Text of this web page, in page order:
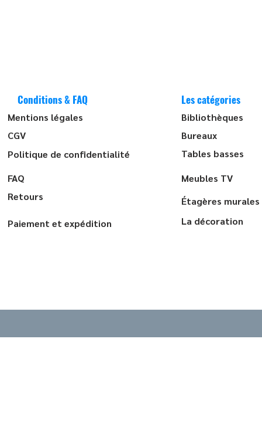
Conditions & FAQ
Mentions légales
CGV
Politique de confidentialité
FAQ
Retours
Paiement et expédition
Les catégories
Bibliothèques
Bureaux
Tables basses
Meubles TV
Étagères murales
La décoration